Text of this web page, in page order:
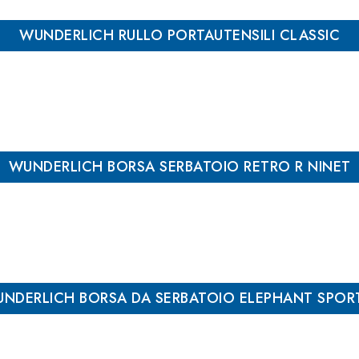
WUNDERLICH RULLO PORTAUTENSILI CLASSIC
Marrone
WUNDERLICH BORSA SERBATOIO RETRO R NINET
BORSA DA SERBATOIO ELEPHANT